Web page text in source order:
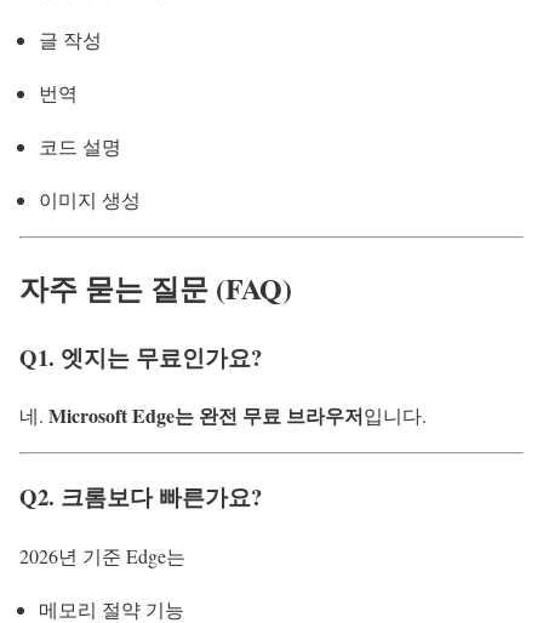
글 작성
번역
코드 설명
이미지 생성
자주 묻는 질문 (FAQ)
Q1. 엣지는 무료인가요?
네. Microsoft Edge는 완전 무료 브라우저입니다.
Q2. 크롬보다 빠른가요?
2026년 기준 Edge는
메모리 절약 기능